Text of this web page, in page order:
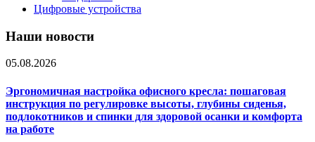
Цифровые устройства
Наши новости
05.08.2026
Эргономичная настройка офисного кресла: пошаговая
инструкция по регулировке высоты, глубины сиденья,
подлокотников и спинки для здоровой осанки и комфорта
на работе